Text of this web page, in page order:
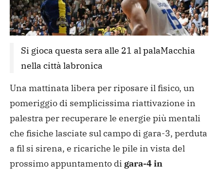
Si gioca questa sera alle 21 al palaMacchia
nella città labronica
Una mattinata libera per riposare il fisico, un
pomeriggio di semplicissima riattivazione in
palestra per recuperare le energie più mentali
che fisiche lasciate sul campo di gara-3, perduta
a fil si sirena, e ricariche le pile in vista del
prossimo appuntamento di gara-4 in